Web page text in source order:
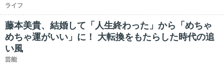
ライフ
藤本美貴、結婚して「人生終わった」から「めちゃ
めちゃ運がいい」に！ 大転換をもたらした時代の追
い風
芸能